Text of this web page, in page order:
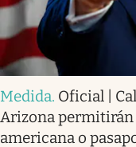
Medida. Oficial |
Arizona permitirán
americana o